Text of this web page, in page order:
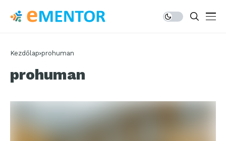
Kezdőlap prohuman
prohuman